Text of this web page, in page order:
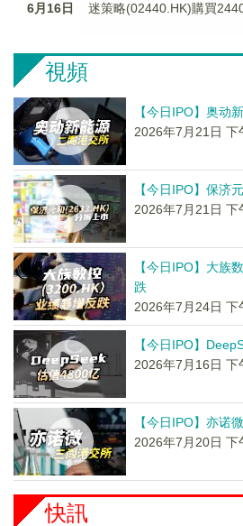
6月16日 迷策略(02440.HK)購買
視頻
【今日IPO】奥动
2026年7月21日 下
【今日IPO】保济
2026年7月21日 下
【今日IPO】大族
跌
2026年7月24日 下
【今日IPO】
2026年7月16日 下
【今日IPO】亦诺
2026年7月20日 下
快訊